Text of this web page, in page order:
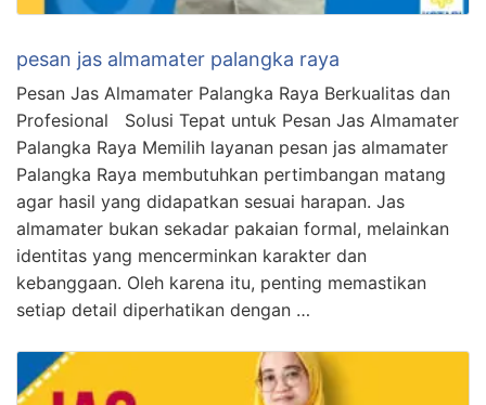
pesan jas almamater palangka raya
Pesan Jas Almamater Palangka Raya Berkualitas dan
Profesional Solusi Tepat untuk Pesan Jas Almamater
Palangka Raya Memilih layanan pesan jas almamater
Palangka Raya membutuhkan pertimbangan matang
agar hasil yang didapatkan sesuai harapan. Jas
almamater bukan sekadar pakaian formal, melainkan
identitas yang mencerminkan karakter dan
kebanggaan. Oleh karena itu, penting memastikan
setiap detail diperhatikan dengan …